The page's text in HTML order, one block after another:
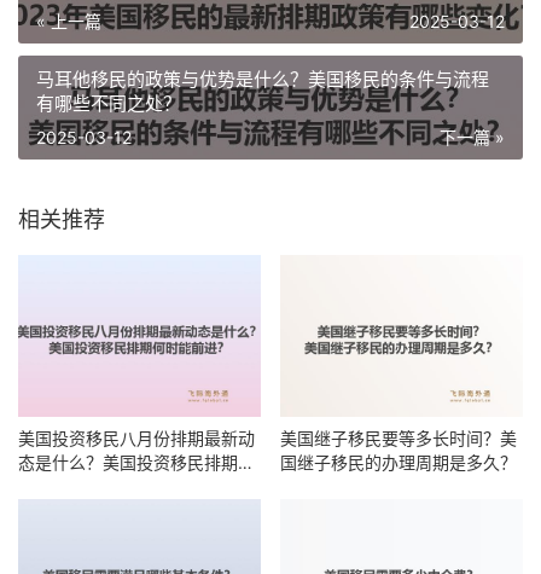
« 上一篇 2025-03-12
马耳他移民的政策与优势是什么？美国移民的条件与流程
有哪些不同之处？
下一篇 »
2025-03-12
相关推荐
美国投资移民八月份排期最新动
态是什么？美国投资移民排期何
美国继子移民要等多长时间？美
国继子移民的办理周期是多久？